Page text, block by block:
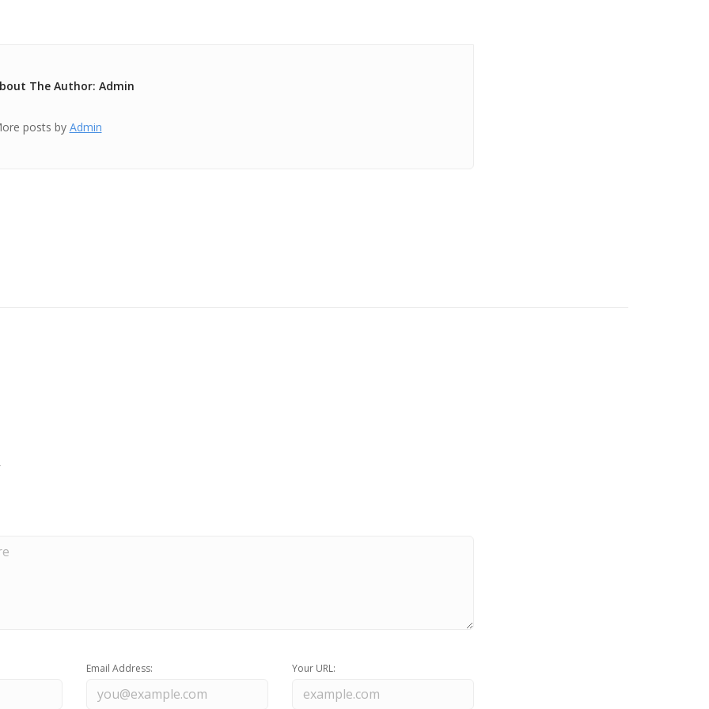
The Author: Admin
posts by Admin
Email Address: Your URL: